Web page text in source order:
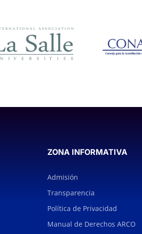
ZONA INFORMATIVA
Admisión
Transparencia
Política de Privacidad
Manual de Derechos ARCO